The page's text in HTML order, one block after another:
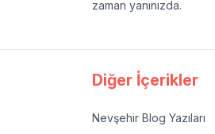
zaman yanınızda.
Diğer İçerikler
Nevşehir Blog Yazıları